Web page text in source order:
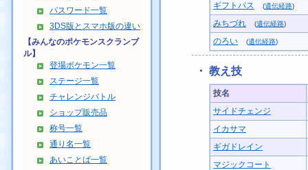
パスワード一覧
3DS版とスマホ版の違い
【みんなのポケモンスクランブ
ル】
登場ポケモン一覧
ステージ一覧
チャレンジバトル
ショップ販売品
称号一覧
通り名一覧
あいことば一覧
ギフトパス (遺伝経路)
みちづれ (遺伝経路)
のろい (遺伝経路)
・ 教え技
技名
サイドチェンジ
イカサマ
ギガドレイン
マジックコート